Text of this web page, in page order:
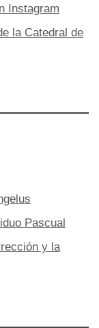
Instagram
la Catedral de
Pascual
y la